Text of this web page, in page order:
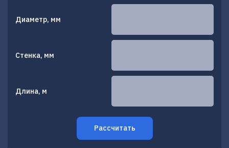
Диаметр, мм
Стенка, мм
Длина, м
Рассчитать